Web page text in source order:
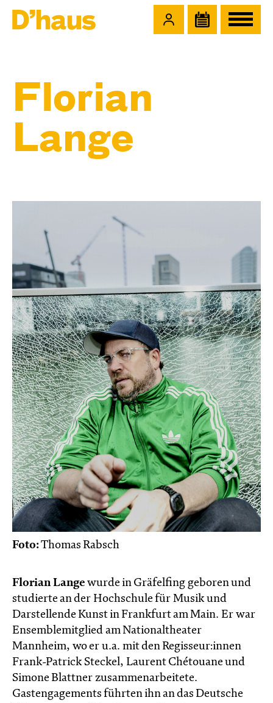
Florian
Lange
Foto:Thomas Rabsch
Florian Lange wurde in Gräfelfing geboren und
studierte an der Hochschule für Musik und
Darstellende Kunst in Frankfurt am Main. Er war
Ensemblemitglied am Nationaltheater
Mannheim, wo er u.a. mit den Regisseur:innen
Frank-Patrick Steckel, Laurent Chétouane und
Simone Blattner zusammenarbeitete.
Gastengagements führten ihn an das Deutsche